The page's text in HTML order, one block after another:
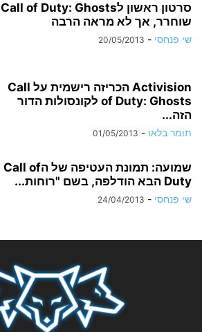
סרטון ראשון לCall of Duty: Ghosts
שוחרר, אך לא מראה הרבה
שי פנחסי -
20/05/2013
Activision הכריזה רישמית על Call
of Duty: Ghosts לקונסולות הדור
הזה...
תומר בלאו -
01/05/2013
שמועה: תמונת העטיפה של הCall of
Duty הבא הודלפה, בשם "רוחות...
שי פנחסי -
24/04/2013